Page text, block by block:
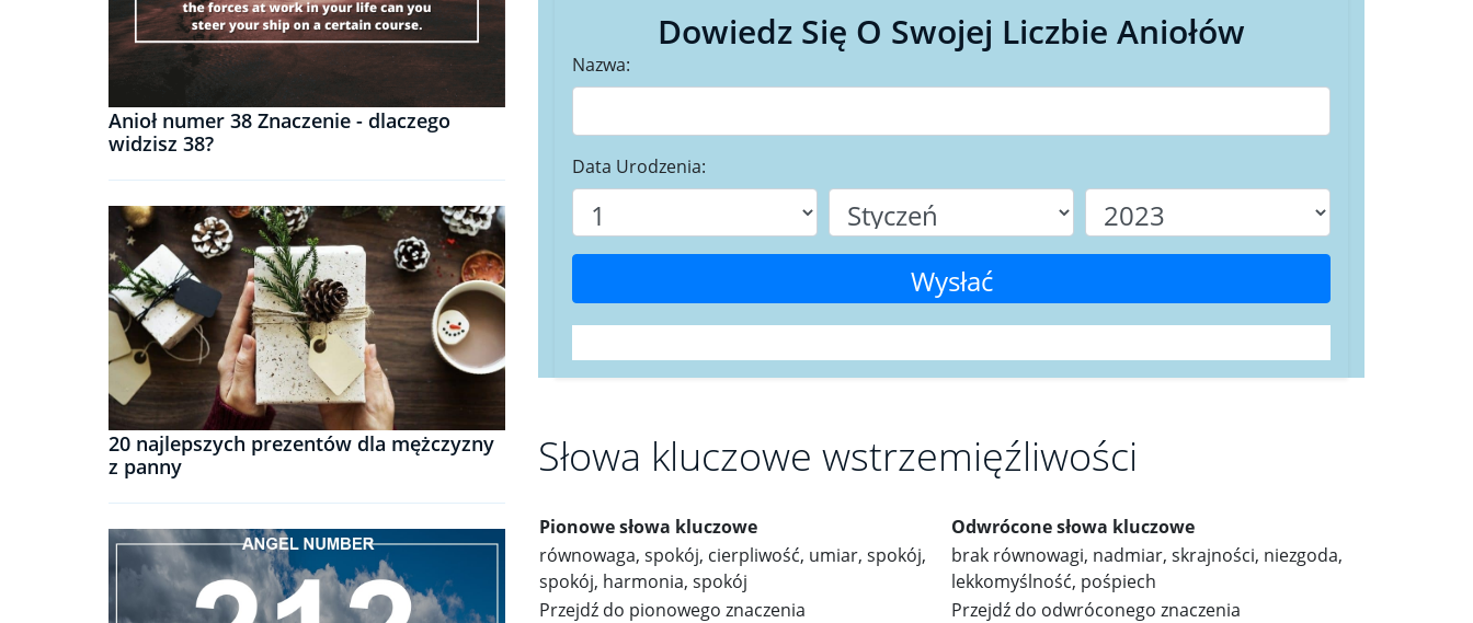
Anioł numer 38 Znaczenie - dlaczego
widzisz 38?
20 najlepszych prezentów dla mężczyzny
z panny
Dowiedz Się O Swojej Liczbie Aniołów
Nazwa:
Data Urodzenia:
Wysłać
Słowa kluczowe wstrzemięźliwości
Pionowe słowa kluczowe
Odwrócone słowa kluczowe
równowaga, spokój, cierpliwość, umiar, spokój,
spokój, harmonia, spokój
brak równowagi, nadmiar, skrajności, niezgoda,
lekkomyślność, pośpiech
Przejdź do pionowego znaczenia
Przejdź do odwróconego znaczenia